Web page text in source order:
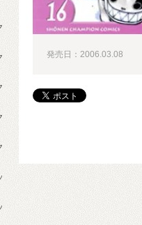
発売日：2006.03.08